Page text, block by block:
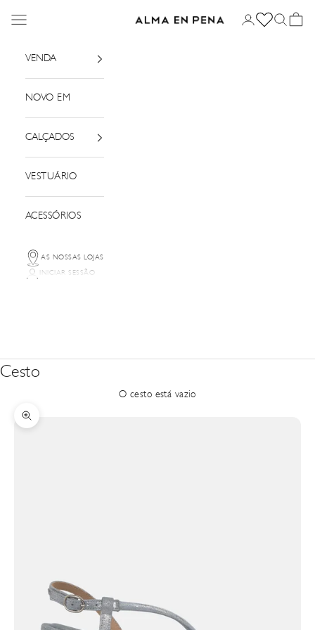
Alma em Pena
Menu Iniciar sessão
Pesquisar
Cesto
VENDA
NOVO EM
CALÇADOS
VESTUÁRIO
ACESSÓRIOS
AS NOSSAS LOJAS
INICIAR SESSÃO
Cesto
O cesto está vazio
Zoom